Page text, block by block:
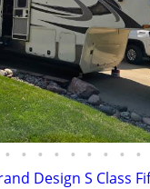
• • • • • • • • •